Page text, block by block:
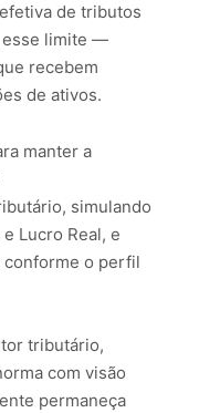
de tributos
esse limite —
recebem
de ativos.
manter a
simulando
Lucro Real, e
conforme o perfil
tributário,
com visão
permaneça